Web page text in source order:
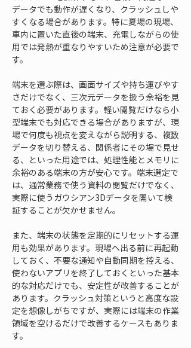
データでも動作が遅くなり、クラッシュしや
すくなる場合があります。特に夏場の現場、
車内に置いた直後の端末、充電しながらの使
用では発熱が重なりやすいため注意が必要で
す。
端末を選ぶ際は、画面サイズや持ち運びやす
さだけでなく、三次元データを扱う余裕を見
ておく必要があります。軽い閲覧だけなら小
型端末でも対応できる場合がありますが、現
場で何度も視点を変えながら説明する、複数
データを切り替える、関係者にその場で見せ
る、といった用途では、処理性能とメモリに
余裕のある端末の方が安心です。端末選定で
は、通常業務で使う資料の閲覧だけでなく、
実際に使うガウシアン3Dデータを開いて検
証することが欠かせません。
また、端末の状態を定期的にリセットする運
用も効果があります。現場へ出る前に再起動
しておく、不要な通知や自動同期を控える、
使わないアプリを終了しておくといった基本
的な対応だけでも、安定性が改善することが
あります。クラッシュ対策というと高度な設
定を想像しがちですが、実際には端末の作業
領域を空けるだけで改善するケースもありま
す。